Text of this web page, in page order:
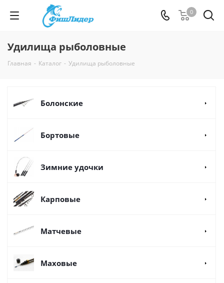
0
Удилища рыболовные
Главная - Каталог - Удилища рыболовные
Болонские
Бортовые
Зимние удочки
Карповые
Матчевые
Маховые